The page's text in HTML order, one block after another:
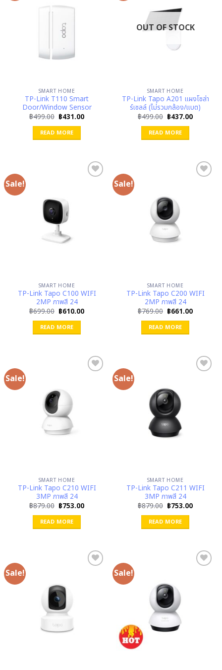
SMART HOME
TP-Link T110 Smart
Door/Window Sensor
฿499.00 Original
price
was:
฿499.00.
฿431.00Current
READ MORE
OUT OF STOCK
SMART HOME
TP-Link Tapo A201 แผงโซล่า
ร์เซลล์ (ไม่รวมกล้อง/แบต)
฿499.00 Original
price
was:
฿499.00.
฿437.00Current
READ MORE
Sale!
SMART HOME
TP-Link Tapo C100 WIFI
2MP ภาพสี 24
฿699.00 Original
price
was:
฿699.00.
฿610.00Current
READ MORE
Sale!
SMART HOME
TP-Link Tapo C200 WIFI
2MP ภาพสี 24
฿769.00 Original
price
was:
฿769.00.
฿661.00Current
READ MORE
Sale!
SMART HOME
TP-Link Tapo C210 WIFI
3MP ภาพสี 24
฿879.00 Original
price
was:
฿879.00.
฿753.00Current
READ MORE
Sale!
SMART HOME
TP-Link Tapo C211 WIFI
3MP ภาพสี 24
฿879.00 Original
price
was:
฿879.00.
฿753.00Current
READ MORE
Sale! Sale!